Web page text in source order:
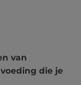
van
die je